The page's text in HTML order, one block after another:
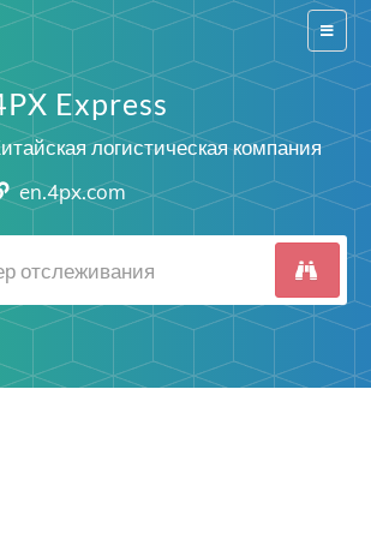
Switch
Express
логистическая компания
en.4px.com